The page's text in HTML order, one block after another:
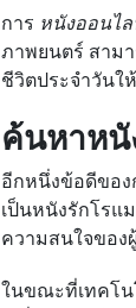
การ หนังออนไ
ภาพยนตร์ สาม
ชีวิตประจำวันใ
ค้นหาหนั
อีกหนึ่งข้อดีของ
เป็นหนังรักโรแ
ความสนใจของ
ในขณะที่เทคโน